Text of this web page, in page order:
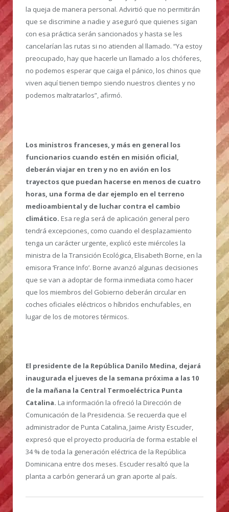
la queja de manera personal. Advirtió que no permitirán
que se discrimine a nadie y aseguró que quienes sigan
con esa práctica serán sancionados y hasta se les
cancelarían las rutas si no atienden al llamado. “Ya estoy
preocupado, hay que hacerle un llamado a los chóferes,
no podemos esperar que caiga el pánico, los chinos que
viven aquí tienen tiempo siendo nuestros clientes y no
podemos maltratarlos”, afirmó.
Los ministros franceses, y más en general los
funcionarios cuando estén en misión oficial,
deberán viajar en tren y no en avión en los
trayectos que puedan hacerse en menos de cuatro
horas, una forma de dar ejemplo en el terreno
medioambiental y de luchar contra el cambio
climático. Esa regla será de aplicación general pero
tendrá excepciones, como cuando el desplazamiento
tenga un carácter urgente, explicó este miércoles la
ministra de la Transición Ecológica, Elisabeth Borne, en la
emisora ‘France Info’. Borne avanzó algunas decisiones
que se van a adoptar de forma inmediata como hacer
que los miembros del Gobierno deberán circular en
coches oficiales eléctricos o híbridos enchufables, en
lugar de los de motores térmicos.
El presidente de la República Danilo Medina, dejará
inaugurada el jueves de la semana próxima a las 10
de la mañana la Central Termoeléctrica Punta
Catalina. La información la ofreció la Dirección de
Comunicación de la Presidencia. Se recuerda que el
administrador de Punta Catalina, Jaime Aristy Escuder,
expresó que el proyecto produciría de forma estable el
34 % de toda la generación eléctrica de la República
Dominicana entre dos meses. Escuder resaltó que la
planta a carbón generará un gran aporte al país.